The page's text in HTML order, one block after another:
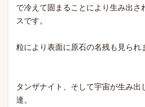
で冷えて固まることにより生み出さ
スです。
粒により表面に原石の名残も見られ
タンザナイト、そして宇宙が生み出
達。